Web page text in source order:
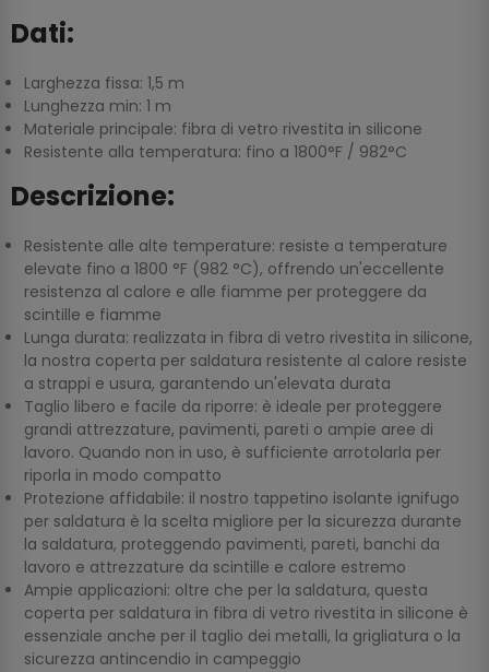
Dati:
Larghezza fissa: 1,5 m
Lunghezza min: 1 m
Materiale principale: fibra di vetro rivestita in silicone
Resistente alla temperatura: fino a 1800°F / 982°C
Descrizione:
Resistente alle alte temperature: resiste a temperature
elevate fino a 1800 °F (982 °C), offrendo un'eccellente
resistenza al calore e alle fiamme per proteggere da
scintille e fiamme
Lunga durata: realizzata in fibra di vetro rivestita in silicone,
la nostra coperta per saldatura resistente al calore resiste
a strappi e usura, garantendo un'elevata durata
Taglio libero e facile da riporre: è ideale per proteggere
grandi attrezzature, pavimenti, pareti o ampie aree di
lavoro. Quando non in uso, è sufficiente arrotolarla per
riporla in modo compatto
Protezione affidabile: il nostro tappetino isolante ignifugo
per saldatura è la scelta migliore per la sicurezza durante
la saldatura, proteggendo pavimenti, pareti, banchi da
lavoro e attrezzature da scintille e calore estremo
Ampie applicazioni: oltre che per la saldatura, questa
coperta per saldatura in fibra di vetro rivestita in silicone è
essenziale anche per il taglio dei metalli, la grigliatura o la
sicurezza antincendio in campeggio